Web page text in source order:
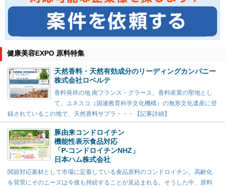
健康美容EXPO 原料特集
天然香料・天然有効成分のリーディングカンパニー
株式会社ロベルテ
香料発祥の地 南フランス・グラース。香料産業の聖地とし
て、ユネスコ（国連教育科学文化機構）の無形文化遺産に登
録されているこの地で、天然香料サプラ・・・【記事詳細】
豚由来コンドロイチン
機能性表示食品対応
「P-コンドロイチンNHZ」
日本ハム株式会社
関節対応素材として市場に定着している食品原料のコンドロイチン。高齢化
を背景にそのニーズは今後も持続することが見込まれる。そうした中、原料